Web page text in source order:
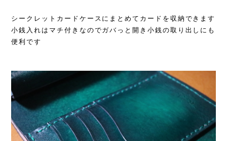
シークレットカードケースにまとめてカードを収納できます
小銭入れはマチ付きなのでガバっと開き小銭の取り出しにも
便利です